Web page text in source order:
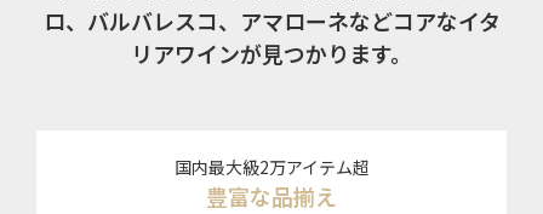
ロ、バルバレスコ、アマローネなどコアなイタ
リアワインが見つかります。
国内最大級2万アイテム超
豊富な品揃え